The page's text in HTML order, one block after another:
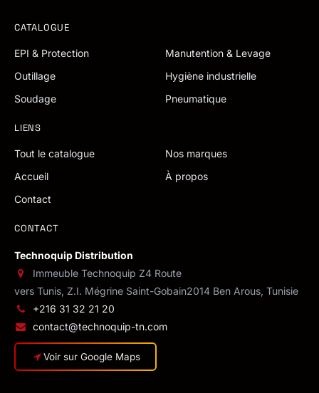
CATALOGUE
EPI & Protection
Manutention & Levage
Outillage
Hygiène industrielle
Soudage
Pneumatique
LIENS
Tout le catalogue
Nos marques
Accueil
À propos
Contact
CONTACT
Technoquip Distribution
Immeuble Technoquip Z4 Route
vers Tunis, Z.I. Mégrine Saint-Gobain2014 Ben Arous, Tunisie
+216 31 32 21 20
contact@technoquip-tn.com
Voir sur Google Maps